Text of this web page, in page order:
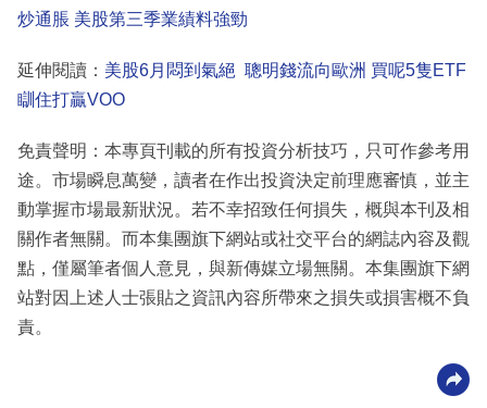
炒通脹 美股第三季業績料強勁
延伸閱讀： 美股6月悶到氣絕 聰明錢流向歐洲 買呢5隻ETF
瞓住打贏VOO
免責聲明：本專頁刊載的所有投資分析技巧，只可作參考用
途。市場瞬息萬變，讀者在作出投資決定前理應審慎，並主
動掌握市場最新狀況。若不幸招致任何損失，概與本刊及相
關作者無關。而本集團旗下網站或社交平台的網誌內容及觀
點，僅屬筆者個人意見，與新傳媒立場無關。本集團旗下網
站對因上述人士張貼之資訊內容所帶來之損失或損害概不負
責。